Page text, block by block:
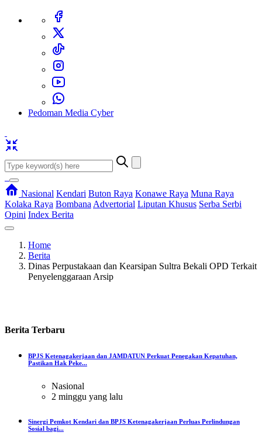
Pedoman Media Cyber
Nasional Kendari Buton Raya Konawe Raya Muna Raya
Kolaka Raya Bombana Advertorial Liputan Khusus Serba Serbi
Opini Index Berita
Home
Berita
Dinas Perpustakaan dan Kearsipan Sultra Bekali OPD Terkait
Penyelenggaraan Arsip
Berita Terbaru
BPJS Ketenagakerjaan dan JAMDATUN Perkuat Penegakan Kepatuhan,
Pastikan Hak Peke...
Nasional
2 minggu yang lalu
Sinergi Pemkot Kendari dan BPJS Ketenagakerjaan Perluas Perlindungan
Sosial bagi...